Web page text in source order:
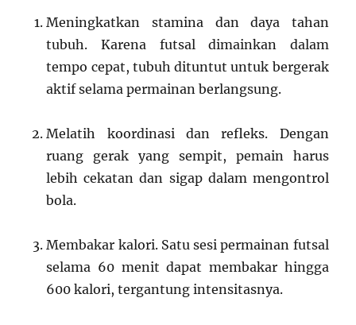
Meningkatkan stamina dan daya tahan
tubuh. Karena futsal dimainkan dalam
tempo cepat, tubuh dituntut untuk bergerak
aktif selama permainan berlangsung.
Melatih koordinasi dan refleks. Dengan
ruang gerak yang sempit, pemain harus
lebih cekatan dan sigap dalam mengontrol
bola.
Membakar kalori. Satu sesi permainan futsal
selama 60 menit dapat membakar hingga
600 kalori, tergantung intensitasnya.